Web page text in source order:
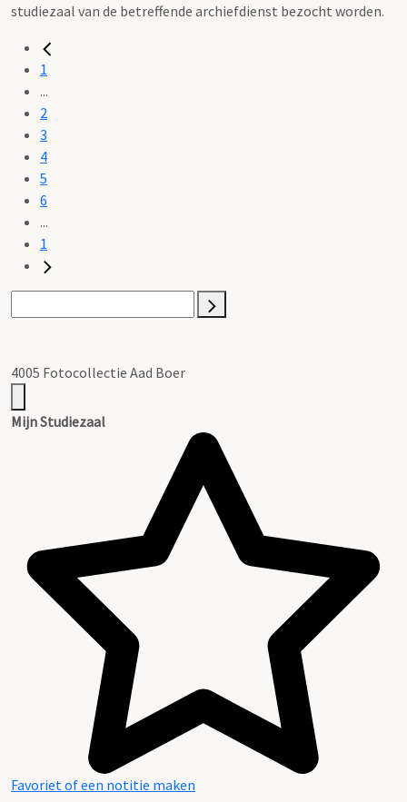
studiezaal van de betreffende archiefdienst bezocht worden.
1
...
2
3
4
5
6
...
1
4005 Fotocollectie Aad Boer
Mijn Studiezaal
Favoriet of een notitie maken